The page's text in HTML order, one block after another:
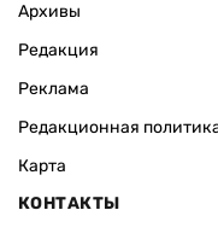
Архивы
Редакция
Реклама
Редакционная
Карта
КОНТАКТЫ